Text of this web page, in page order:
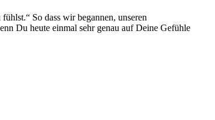
So dass wir begannen, unseren
Du heute einmal sehr genau auf Deine Gefühle